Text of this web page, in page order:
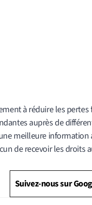
à réduire les
auprès de
meilleure
de recevoir les droits
Suivez-nous sur